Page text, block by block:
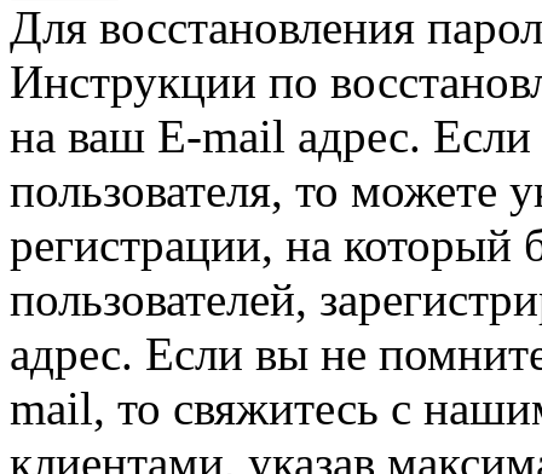
Для восстановления
Инструкции по
на ваш E-mail адрес.
пользователя, то можете
регистрации, на который
пользователей,
адрес. Если вы не
mail, то свяжитесь с
клиентами, указав